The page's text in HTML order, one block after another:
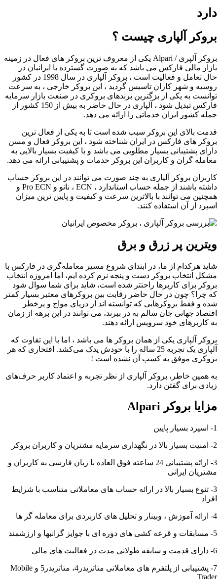
دارد
بروکر آلپاری چیست ؟
بروکر آلپری / Alpari یکی از معروف ترین بروکر های فعال در زمینه
بازار مالی فارکس می باشد که به صورت گسترده با ایرانیان در
حال تعامل و فعالیت است ، بروکر آلپاری در سال 1998 در کشور
روسیه و شهر کازان تاسیس گردید ، این بروکر خارجی ، به سرعت
توانست به یکی از بزگترین برندهای بروکری در صنعت بازار سرمایه
فارکس تبدیل شود ، آلپاری در حال حاضر به بیش از 150 کشور از
جمله کشور ایران خدماتی را ارائه می دهد.
قدمت بالای این بروکر سبب شده است تا به یکی از فعال ترین
بروکر های فارکس در ایران شناخته شود ، این بروکر فعال و مسن
دارای پشتیبانی بسیار مطلوبی می باشد و با کیفیت بسیار بالایی به
معامله گران و کاربران این بروکر خدمات و پشتیبانی ارائه می دهد.
کاربران بروکر آلپاری به چند صورت می توانند در این بروکر حساب
داشته باشند از جمله حساب استاندارد ، ECN ، نانو و Pro ECN و
همچنین می توانند با بالاترین سرعت و کیفیت و پایین ترین میزان
اسپرد از آن استفاده کنند.
ویترین پر زرق و برق
شاید هرکدام از ما، در ابتدای شروع مسیر معامله‌گری در فارکس با
مشکل انتخاب بروکر دست و پنجه نرم کرده ایم، اما امروزه انتخاب
بروکر برای کاربرها راحتتر شده است، شاید برای شما سوال شود
که چرا؟ چون در حال حاضر رقابت بین بروکرهای معتبر بسیار کمتر
شده و فقط بروکر‌هایی که توانسته اند از دریای مواج و پرخطر
اقتصاد جهانی جان سالم به در ببرند، می توانند در این برهه از زمان
به کاربرهای خود سرویس ارائه دهند.
بروکر آلپاری یکی از همان بروکر ها می باشد ، اما با این تفاوت که
آلپاری یک تجربه 25 ساله را با خودش یدک می‌کشد. افتخاری که هر
بروکری موفق به کسب آن نشده است !
به همین خاطر، بروکر آلپاری از نظر تجربه و اعتماد کاربر حرف‌های
زیادی برای گفتن دارد.
مزایا بروکر Alpari
1- اسپرد بسیار پایین
2- امنیت بسیار بالا در نگهداری سرمایه مشتریان و کاربران بروکر
3- ارائه پشتیبانی 24 ساعته فوق العاده با زبان فارسی به کاربران و
مشتریان ایرانی
3- تنوع بسیار بالا در ارائه حساب های معاملاتی متناسب با شرایط
افراد
4- ارائه آموزش ، وبینار و تحلیل های کاربردی برای معامله گر ها
5- مسابقات و قرعه کشی های دوره ای با جوایز گرانبها و ارزشمند
6- دارای قدمت و سابقه طولانی مدت در فعالیت های مالی
7- پشتیبانی از پلتفرم های معاملاتی متاتریدر4، متاتریدر5 و Mobile
Trader